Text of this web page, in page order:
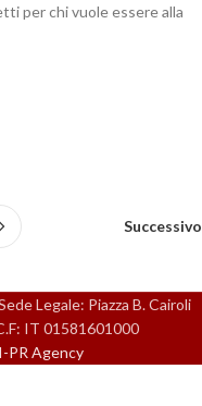
per chi vuole essere alla
Successivo
Legale: Piazza B. Cairoli
IT 01581601000
I-PR Agency